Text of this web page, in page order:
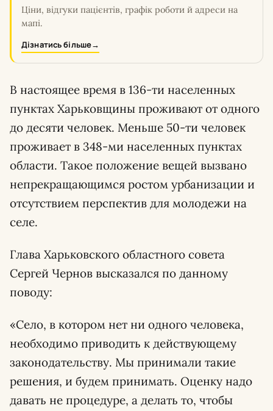
Ціни, відгуки пацієнтів, графік роботи й адреси на
мапі.
Дізнатись більше→
В настоящее время в 136-ти населенных
пунктах Харьковщины проживают от одного
до десяти человек. Меньше 50-ти человек
проживает в 348-ми населенных пунктах
области. Такое положение вещей вызвано
непрекращающимся ростом урбанизации и
отсутствием перспектив для молодежи на
селе.
Глава Харьковского областного совета
Сергей Чернов высказался по данному
поводу:
«Село, в котором нет ни одного человека,
необходимо приводить к действующему
законодательству. Мы принимали такие
решения, и будем принимать. Оценку надо
давать не процедуре, а делать то, чтобы